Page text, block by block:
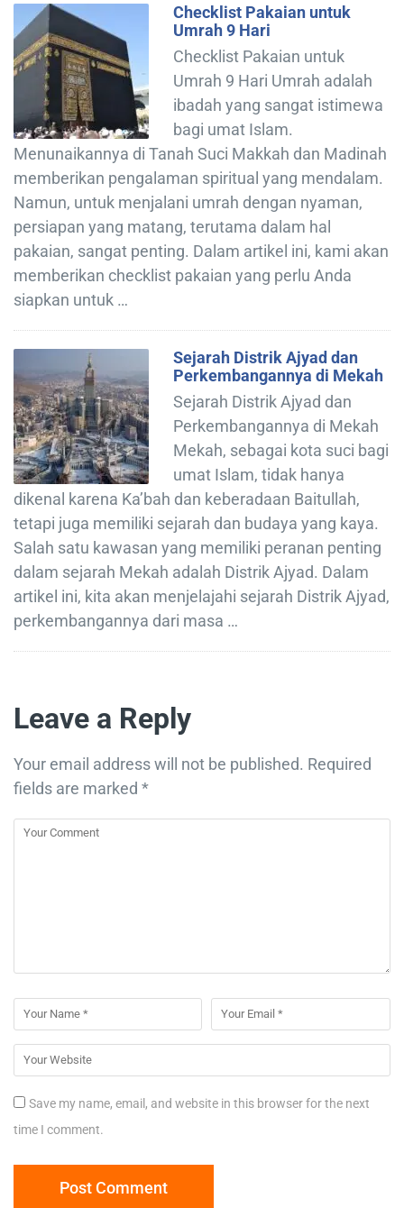
Checklist Pakaian untuk
Umrah 9 Hari
Checklist Pakaian untuk
Umrah 9 Hari Umrah adalah
ibadah yang sangat istimewa
bagi umat Islam.
Menunaikannya di Tanah Suci Makkah dan Madinah
memberikan pengalaman spiritual yang mendalam.
Namun, untuk menjalani umrah dengan nyaman,
persiapan yang matang, terutama dalam hal
pakaian, sangat penting. Dalam artikel ini, kami akan
memberikan checklist pakaian yang perlu Anda
siapkan untuk …
Sejarah Distrik Ajyad dan
Perkembangannya di Mekah
Sejarah Distrik Ajyad dan
Perkembangannya di Mekah
Mekah, sebagai kota suci bagi
umat Islam, tidak hanya
dikenal karena Ka’bah dan keberadaan Baitullah,
tetapi juga memiliki sejarah dan budaya yang kaya.
Salah satu kawasan yang memiliki peranan penting
dalam sejarah Mekah adalah Distrik Ajyad. Dalam
artikel ini, kita akan menjelajahi sejarah Distrik Ajyad,
perkembangannya dari masa …
Leave a Reply
Your email address will not be published. Required
fields are marked *
Save my name, email, and website in this browser for the next
time I comment.